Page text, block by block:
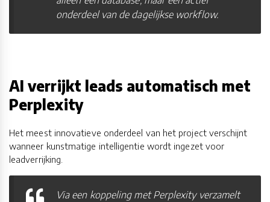
onderdeel van de dagelijkse workflow.
AI verrijkt leads automatisch met
Perplexity
Het meest innovatieve onderdeel van het project verschijnt
wanneer kunstmatige intelligentie wordt ingezet voor
leadverrijking.
Via een koppeling met Perplexity verzamelt